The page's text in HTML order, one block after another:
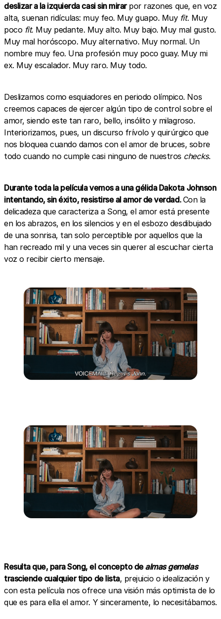
deslizar a la izquierda casi sin mirarpor razones que, en voz
alta, suenan ridículas: muy feo. Muy guapo. Muy fit. Muy
poco fit. Muy pedante. Muy alto. Muy bajo. Muy mal gusto.
Muy mal horóscopo. Muy alternativo. Muy normal. Un
nombre muy feo. Una profesión muy poco guay. Muy mi
ex. Muy escalador. Muy raro. Muy todo.
Deslizamos como esquiadores en periodo olímpico. Nos
creemos capaces de ejercer algún tipo de control sobre el
amor, siendo este tan raro, bello, insólito y milagroso.
Interiorizamos, pues, un discurso frívolo y quirúrgico que
nos bloquea cuando damos con el amor de bruces, sobre
todo cuando no cumple casi ninguno de nuestros checks.
Durante toda la película vemos a una gélida Dakota Johnson
intentando, sin éxito, resistirse al amor de verdad.Con la
delicadeza que caracteriza a Song, el amor está presente
en los abrazos, en los silencios y en el esbozo desdibujado
de una sonrisa, tan solo perceptible por aquellos que la
han recreado mil y una veces sin querer al escuchar cierta
voz o recibir cierto mensaje.
Resulta que, para Song, el concepto de almas gemelas
trasciende cualquier tipo de lista, prejuicio o idealización y
con esta película nos ofrece una visión más optimista de lo
que es para ella el amor. Y sinceramente, lo necesitábamos.